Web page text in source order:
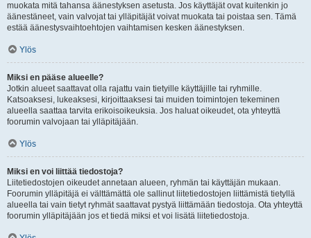
muokata mitä tahansa äänestyksen asetusta. Jos käyttäjät ovat kuitenkin jo
äänestäneet, vain valvojat tai ylläpitäjät voivat muokata tai poistaa sen. Tämä
estää äänestysvaihtoehtojen vaihtamisen kesken äänestyksen.
Ylös
Miksi en pääse alueelle?
Jotkin alueet saattavat olla rajattu vain tietyille käyttäjille tai ryhmille.
Katsoaksesi, lukeaksesi, kirjoittaaksesi tai muiden toimintojen tekeminen
alueella saattaa tarvita erikoisoikeuksia. Jos haluat oikeudet, ota yhteyttä
foorumin valvojaan tai ylläpitäjään.
Ylös
Miksi en voi liittää tiedostoja?
Liitetiedostojen oikeudet annetaan alueen, ryhmän tai käyttäjän mukaan.
Foorumin ylläpitäjä ei välttämättä ole sallinut liitetiedostojen liittämistä tietyllä
alueella tai vain tietyt ryhmät saattavat pystyä liittämään tiedostoja. Ota yhteyttä
foorumin ylläpitäjään jos et tiedä miksi et voi lisätä liitetiedostoja.